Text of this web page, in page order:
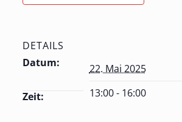
DETAILS
Datum:
22. Mai 2025
Zeit: 13:00 - 16:00